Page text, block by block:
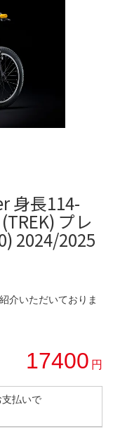
身長114-
プレ
2024/2025
介いただいておりま
17400 円
払いで